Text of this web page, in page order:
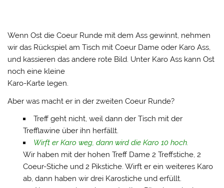
Wenn Ost die Coeur Runde mit dem Ass gewinnt, nehmen
wir das Rückspiel am Tisch mit Coeur Dame oder Karo Ass,
und kassieren das andere rote Bild. Unter Karo Ass kann Ost
noch eine kleine
Karo-Karte legen.
Aber was macht er in der zweiten Coeur Runde?
Treff geht nicht, weil dann der Tisch mit der
Trefflawine über ihn herfällt.
Wirft er Karo weg, dann wird die Karo 10 hoch.
Wir haben mit der hohen Treff Dame 2 Treffstiche, 2
Coeur-Stiche und 2 Pikstiche. Wirft er ein weiteres Karo
ab, dann haben wir drei Karostiche und erfüllt.